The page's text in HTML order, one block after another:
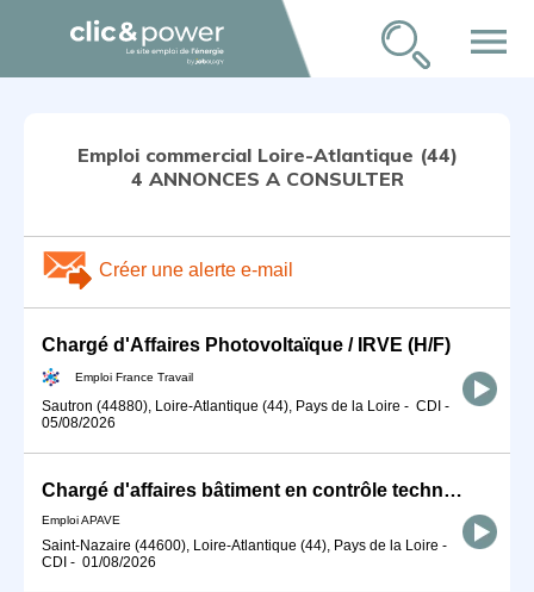
menu
Emploi commercial Loire-Atlantique (44)
4 ANNONCES A CONSULTER
Créer une alerte e-mail
Chargé d'Affaires Photovoltaïque / IRVE (H/F)
Emploi France Travail
Sautron (44880), Loire-Atlantique (44), Pays de la Loire - CDI -
05/08/2026
Chargé d'affaires bâtiment en contrôle technique de construction H/F
Emploi APAVE
Saint-Nazaire (44600), Loire-Atlantique (44), Pays de la Loire -
CDI - 01/08/2026